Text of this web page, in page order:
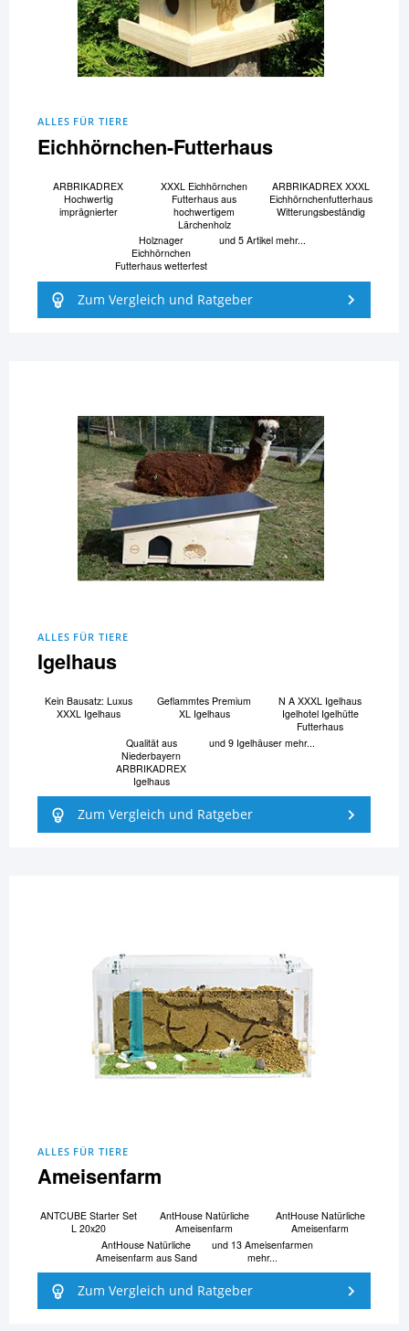
ALLES FÜR TIERE
Eichhörnchen-Futterhaus
ARBRIKADREX
Hochwertig
imprägnierter
XXXL Eichhörnchen
Futterhaus aus
hochwertigem
Lärchenholz
ARBRIKADREX XXXL
Eichhörnchenfutterhaus
Witterungsbeständig
Holznager
Eichhörnchen
Futterhaus wetterfest
und 5 Artikel mehr...
Zum Vergleich und Ratgeber
ALLES FÜR TIERE
Igelhaus
Kein Bausatz: Luxus
XXXL Igelhaus
Geflammtes Premium
XL Igelhaus
N A XXXL Igelhaus
Igelhotel Igelhütte
Futterhaus
Qualität aus
Niederbayern
ARBRIKADREX
Igelhaus
und 9 Igelhäuser mehr...
Zum Vergleich und Ratgeber
ALLES FÜR TIERE
Ameisenfarm
ANTCUBE Starter Set
L 20x20
AntHouse Natürliche
Ameisenfarm
AntHouse Natürliche
Ameisenfarm
AntHouse Natürliche
Ameisenfarm aus Sand
und 13 Ameisenfarmen
mehr...
Zum Vergleich und Ratgeber